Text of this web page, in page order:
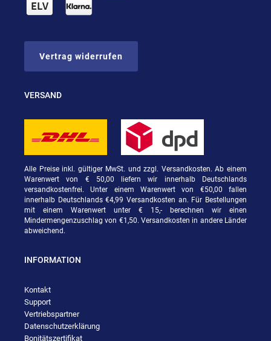
Vertrag widerrufen
VERSAND
Alle Preise inkl. gültiger MwSt. und zzgl. Versandkosten. Ab einem
Warenwert von € 50,00 liefern wir innerhalb Deutschlands
versandkostenfrei. Unter einem Warenwert von €50,00 fallen
innerhalb Deutschlands €4,99 Versandkosten an. Für Bestellungen
mit einem Warenwert unter € 15,- berechnen wir einen
Mindermengenzuschlag von €1,50. Versandkosten in andere Länder
abweichend.
INFORMATION
Kontakt
Support
Vertriebspartner
Datenschutzerklärung
Bonitätszertifikat